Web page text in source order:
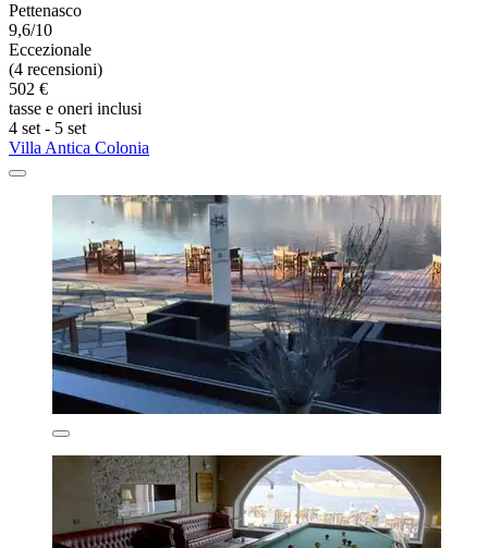
Pettenasco
9,6/10
Eccezionale
(4 recensioni)
502 €
tasse e oneri inclusi
4 set - 5 set
Villa Antica Colonia